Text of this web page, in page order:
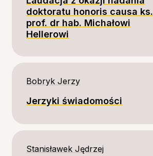
doktoratu honoris causa ks.
prof. dr hab. Michałowi
Hellerowi
Bobryk Jerzy
Jerzyki świadomości
Stanisławek Jędrzej